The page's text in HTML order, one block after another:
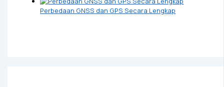
Perbedaan GNSS dan GPS Secara Lengkap